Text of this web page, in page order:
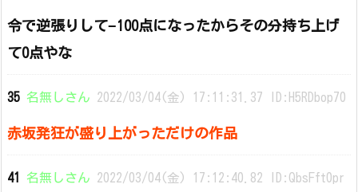
令で逆張りして−100点になったからその分持ち上げ
て0点やな
35 名無しさん 2022/03/04(金) 17:11:31.37 ID:H5RDbop70
赤坂発狂が盛り上がっただけの作品
41 名無しさん 2022/03/04(金) 17:12:40.82 ID:QbsFft0pr